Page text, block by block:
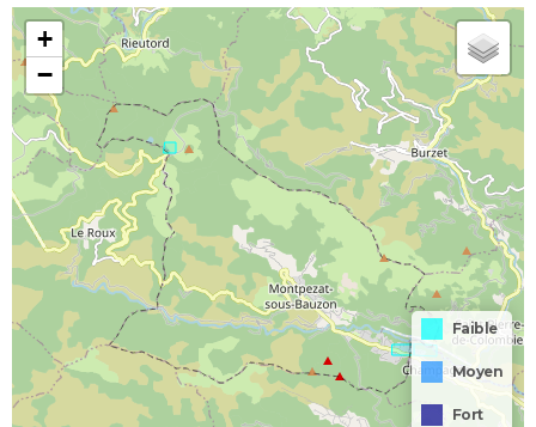
+
−
Faible
Moyen
Fort